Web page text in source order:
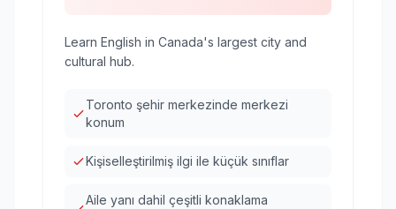
Learn English in Canada's largest city and
cultural hub.
Toronto şehir merkezinde merkezi
konum
Kişiselleştirilmiş ilgi ile küçük sınıflar
Aile yanı dahil çeşitli konaklama